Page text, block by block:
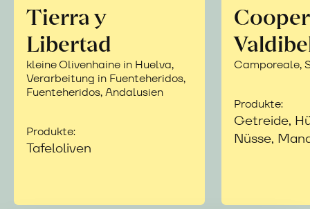
Tierra y
Libertad
kleine Olivenhaine in Huelva,
Verarbeitung in Fuenteheridos,
Fuenteheridos, Andalusien
Produkte:
Tafeloliven
Camporeale,
Produkte:
Getreide,
Nüsse,